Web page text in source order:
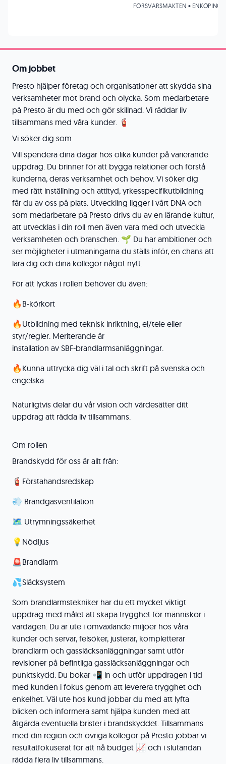
Om jobbet
Presto hjälper företag och organisationer att skydda sina
verksamheter mot brand och olycka. Som medarbetare
på Presto är du med och gör skillnad. Vi räddar liv
tillsammans med våra kunder. 🧯
Vi söker dig som
Vill spendera dina dagar hos olika kunder på varierande
uppdrag. Du brinner för att bygga relationer och förstå
kunderna, deras verksamhet och behov. Vi söker dig
med rätt inställning och attityd, yrkesspecifikutbildning
får du av oss på plats. Utveckling ligger i vårt DNA och
som medarbetare på Presto drivs du av en lärande kultur,
att utvecklas i din roll men även vara med och utveckla
verksamheten och branschen. 🌱 Du har ambitioner och
ser möjligheter i utmaningarna du ställs inför, en chans att
lära dig och dina kollegor något nytt.
För att lyckas i rollen behöver du även:
🔥B-körkort
🔥Utbildning med teknisk inriktning, el/tele eller
styr/regler. Meriterande är
installation av SBF-brandlarmsanläggningar.
🔥Kunna uttrycka dig väl i tal och skrift på svenska och
engelska
Naturligtvis delar du vår vision och värdesätter ditt
uppdrag att rädda liv tillsammans.
Om rollen
Brandskydd för oss är allt från:
🧯Förstahandsredskap
💨 Brandgasventilation
🗺️ Utrymningssäkerhet
💡Nödljus
🚨Brandlarm
💦Släcksystem
Som brandlarmstekniker har du ett mycket viktigt
uppdrag med målet att skapa trygghet för människor i
vardagen. Du är ute i omväxlande miljöer hos våra
kunder och servar, felsöker, justerar, kompletterar
brandlarm och gassläcksanläggningar samt utför
revisioner på befintliga gassläcksanläggningar och
punktskydd. Du bokar 📲 in och utför uppdragen i tid
med kunden i fokus genom att leverera trygghet och
enkelhet. Väl ute hos kund jobbar du med att lyfta
blicken och informera samt hjälpa kunden med att
åtgärda eventuella brister i brandskyddet. Tillsammans
med din region och övriga kollegor på Presto jobbar vi
resultatfokuserat för att nå budget 📈 och i slutändan
rädda flera liv tillsammans.
FÖRSVARSMAKTEN • ENKÖPING